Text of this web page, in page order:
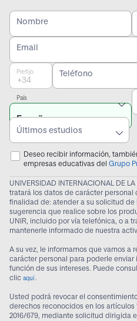
Nombre
Email
Prefijo Teléfono
País
Últimos estudios
Deseo recibir información,
empresas educativas del Grupo
UNIVERSIDAD INTERNACIONAL DE
tratará los datos de carácter
finalidad de: atender a su solicitud
sugerencia que realice sobre los
UNIR, incluido por vía telefónica, o a
mantenerle informado de nuestra
A su vez, le informamos que vamos a
carácter personal para poderle
función de sus intereses. Puede
clic aquí .
Usted podrá revocar el
derechos reconocidos en los artículos
2016/679, mediante solicitud dirigida